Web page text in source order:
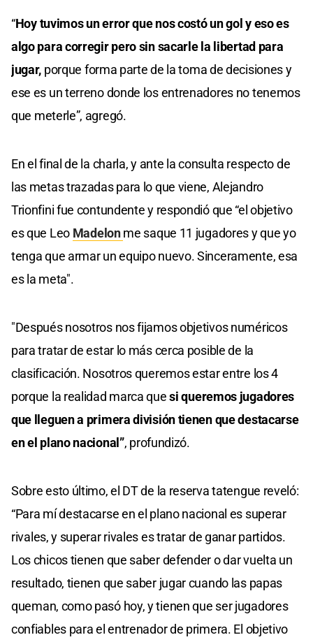
“Hoy tuvimos un error que nos costó un gol y eso es
algo para corregir pero sin sacarle la libertad para
jugar, porque forma parte de la toma de decisiones y
ese es un terreno donde los entrenadores no tenemos
que meterle”, agregó.
En el final de la charla, y ante la consulta respecto de
las metas trazadas para lo que viene, Alejandro
Trionfini fue contundente y respondió que “el objetivo
es que Leo Madelonme saque 11 jugadores y que yo
tenga que armar un equipo nuevo. Sinceramente, esa
es la meta".
"Después nosotros nos fijamos objetivos numéricos
para tratar de estar lo más cerca posible de la
clasificación. Nosotros queremos estar entre los 4
porque la realidad marca quesi queremos jugadores
que lleguen a primera división tienen que destacarse
en el plano nacional”, profundizó.
Sobre esto último, el DT de la reserva tatengue reveló:
“Para mí destacarse en el plano nacional es superar
rivales, y superar rivales es tratar de ganar partidos.
Los chicos tienen que saber defender o dar vuelta un
resultado, tienen que saber jugar cuando las papas
queman, como pasó hoy, y tienen que ser jugadores
confiables para el entrenador de primera. El objetivo